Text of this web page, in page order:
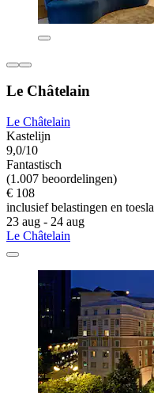
Le Châtelain
Le Châtelain
Kastelijn
9,0/10
Fantastisch
(1.007 beoordelingen)
€ 108
inclusief belastingen en
23 aug - 24 aug
Le Châtelain